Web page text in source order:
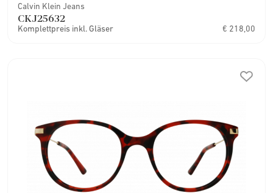
Calvin Klein Jeans
CKJ25632
Komplettpreis inkl. Gläser € 218,00